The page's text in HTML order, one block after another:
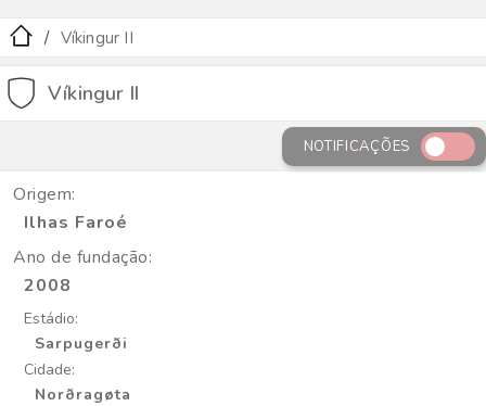
Víkingur II
Víkingur II
NOTIFICAÇÕES
Origem:
Ilhas Faroé
Ano de fundação:
2008
Estádio:
Sarpugerði
Cidade:
Norðragøta